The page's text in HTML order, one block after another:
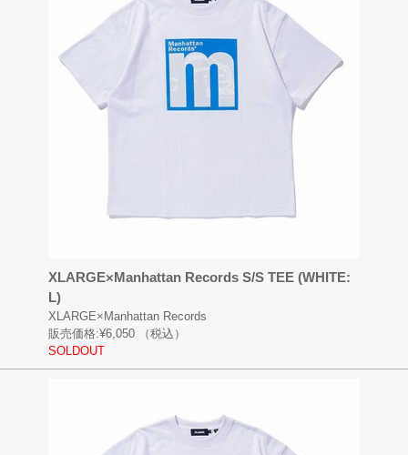
XLARGE×Manhattan Records S/S TEE (WHITE:
L)
XLARGE×Manhattan Records
販売価格:¥6,050
（税込）
SOLDOUT